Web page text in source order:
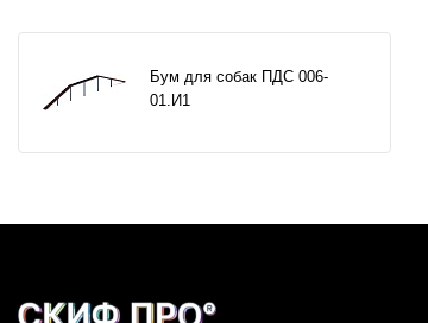
Бум для собак ПДС 006-
01.И1